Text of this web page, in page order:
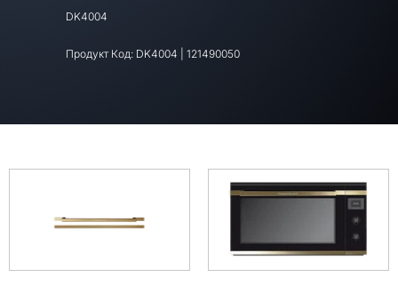
DK4004
Продукт Код: DK4004 121490050